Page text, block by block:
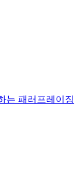
는 패러프레이징